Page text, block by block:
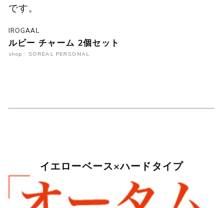
です。
IROGAAL
ルビー チャーム 2個セット
shop : SOREAL PERSONAL
イエローベース×ハードタイプ